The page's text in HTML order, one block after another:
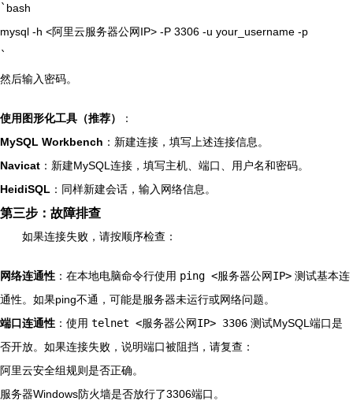
` bash
mysql -h <阿里云服务器公网IP> -P 3306 -u your_username -p
`
然后输入密码。
使用图形化工具（推荐）
：
MySQL Workbench ：新建连接，填写上述连接信息。
Navicat ：新建MySQL连接，填写主机、端口、用户名和密码。
HeidiSQL ：同样新建会话，输入网络信息。
第三步：故障排查
如果连接失败，请按顺序检查：
网络连通性 ：在本地电脑命令行使用 ping <服务器公网IP> 测试基本连
通性。如果ping不通，可能是服务器未运行或网络问题。
端口连通性 ：使用 telnet <服务器公网IP> 3306 测试MySQL端口是
否开放。如果连接失败，说明端口被阻挡，请复查：
阿里云安全组规则是否正确。
服务器Windows防火墙是否放行了3306端口。